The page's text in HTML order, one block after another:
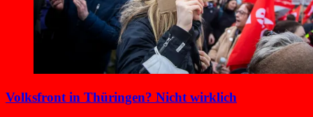
Volksfront in Thüringen? Nicht wirklich